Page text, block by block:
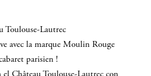
Toulouse-Lautrec
avec la marque Moulin Rouge
parisien !